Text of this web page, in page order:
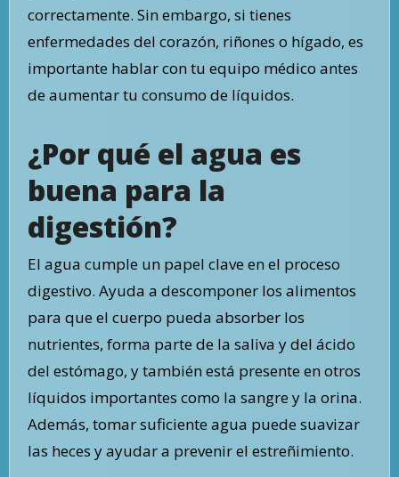
correctamente. Sin embargo, si tienes
enfermedades del corazón, riñones o hígado, es
importante hablar con tu equipo médico antes
de aumentar tu consumo de líquidos.
¿Por qué el agua es
buena para la
digestión?
El agua cumple un papel clave en el proceso
digestivo. Ayuda a descomponer los alimentos
para que el cuerpo pueda absorber los
nutrientes, forma parte de la saliva y del ácido
del estómago, y también está presente en otros
líquidos importantes como la sangre y la orina.
Además, tomar suficiente agua puede suavizar
las heces y ayudar a prevenir el estreñimiento.